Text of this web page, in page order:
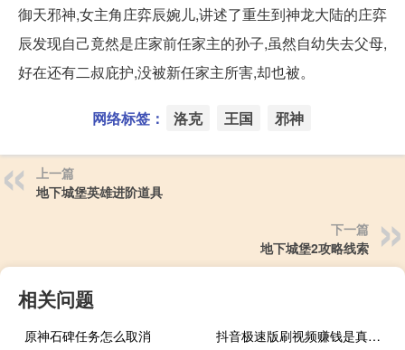
御天邪神,女主角庄弈辰婉儿,讲述了重生到神龙大陆的庄弈
辰发现自己竟然是庄家前任家主的孙子,虽然自幼失去父母,
好在还有二叔庇护,没被新任家主所害,却也被。
网络标签： 洛克 王国 邪神
上一篇
地下城堡英雄进阶道具
下一篇
地下城堡2攻略线索
相关问题
原神石碑任务怎么取消
抖音极速版刷视频赚钱是真的吗